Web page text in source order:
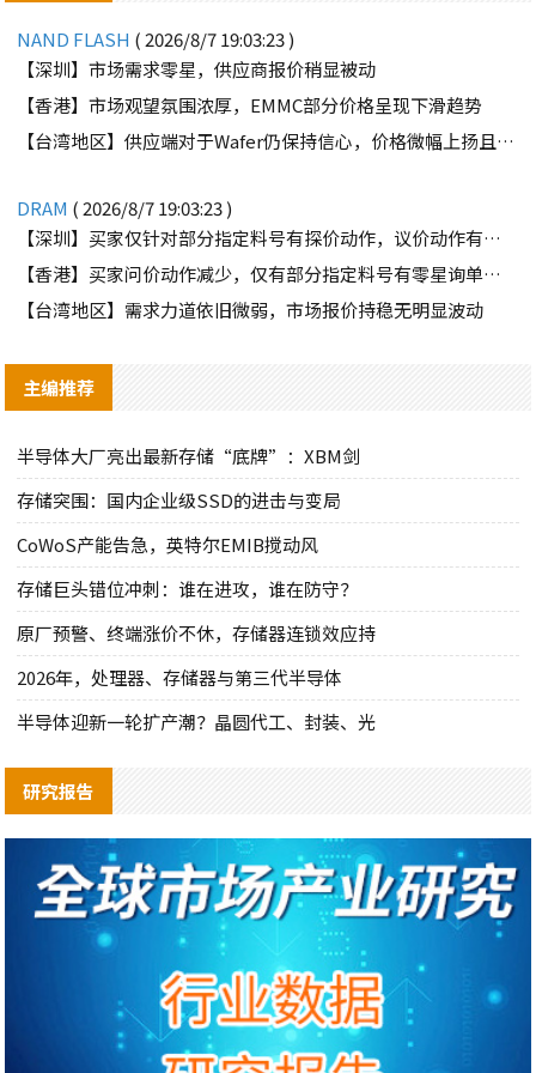
NAND FLASH ( 2026/8/7 19:03:23 )
【深圳】市场需求零星，供应商报价稍显被动
【香港】市场观望氛围浓厚，EMMC部分价格呈现下滑趋势
【台湾地区】供应端对于Wafer仍保持信心，价格微幅上扬且惜售态度不变
DRAM ( 2026/8/7 19:03:23 )
【深圳】买家仅针对部分指定料号有探价动作，议价动作有所减少
【香港】买家问价动作减少，仅有部分指定料号有零星询单动作
【台湾地区】需求力道依旧微弱，市场报价持稳无明显波动
主编推荐
半导体大厂亮出最新存储“底牌”：XBM剑
存储突围：国内企业级SSD的进击与变局
CoWoS产能告急，英特尔EMIB搅动风
存储巨头错位冲刺：谁在进攻，谁在防守？
原厂预警、终端涨价不休，存储器连锁效应持
2026年，处理器、存储器与第三代半导体
半导体迎新一轮扩产潮？晶圆代工、封装、光
研究报告